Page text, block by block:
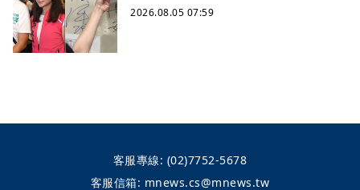
2026.08.05 07:59
客服專線: (02)7752-5678
客服信箱: mnews.cs@mnews.tw